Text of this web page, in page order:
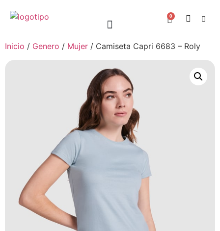
0
Inicio / Genero / Mujer / Camiseta Capri 6683 – Roly